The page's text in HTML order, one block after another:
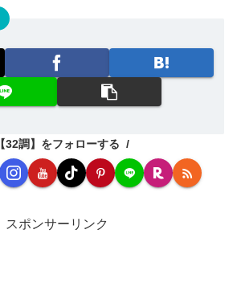
【32調】をフォローする
スポンサーリンク